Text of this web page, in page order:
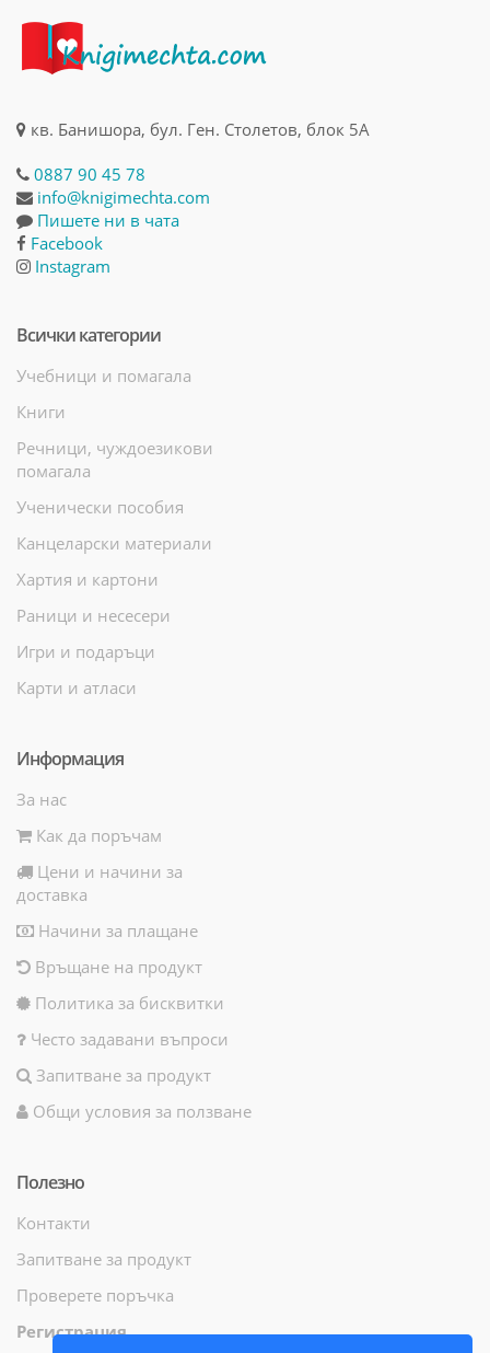
кв. Банишора, бул. Ген. Столетов, блок 5А
0887 90 45 78
info@knigimechta.com
Пишете ни в чата
Facebook
Instagram
Всички категории
Учебници и помагала
Книги
Речници, чуждоезикови
помагала
Ученически пособия
Канцеларски материали
Хартия и картони
Раници и несесери
Игри и подаръци
Карти и атласи
Информация
За нас
Как да поръчам
Цени и начини за
доставка
Начини за плащане
Връщане на продукт
Политика за бисквитки
Често задавани въпроси
Запитване за продукт
Общи условия за ползване
Полезно
Контакти
Запитване за продукт
Проверете поръчка
Регистрация